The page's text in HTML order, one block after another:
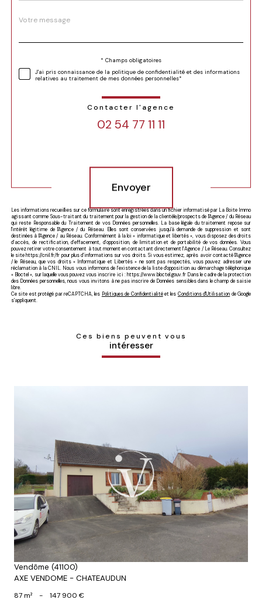
Fieldset
Message
*
* Champs obligatoires
j'ai pris connaissance de la politique de confidentialité et des informations
relatives au traitement de mes données personnelles*
Contacter l'agence
02 54 77 11 11
Envoyer
Les informations recueillies sur ce formulaire sont enregistrées dans un fichier informatisé par La Boite Immo
agissant comme Sous-traitant du traitement pour la gestion de la clientèle/prospects de l'Agence / du Réseau
qui reste Responsable du Traitement de vos Données personnelles. La base légale du traitement repose sur
l'intérêt légitime de l'Agence / du Réseau. Elles sont conservées jusqu'à demande de suppression et sont
destinées à l'Agence / au Réseau. Conformément à la loi « informatique et libertés », vous disposez des droits
d’accès, de rectification, d’effacement, d’opposition, de limitation et de portabilité de vos données. Vous
pouvez retirer votre consentement à tout moment en contactant directement l’Agence / Le Réseau. Consultez
le site https://cnil.fr/fr pour plus d’informations sur vos droits. Si vous estimez, après avoir contacté l'Agence
/ le Réseau, que vos droits « Informatique et Libertés » ne sont pas respectés, vous pouvez adresser une
réclamation à la CNIL. Nous vous informons de l’existence de la liste d'opposition au démarchage téléphonique
« Bloctel », sur laquelle vous pouvez vous inscrire ici : https://www.bloctel.gouv.fr Dans le cadre de la protection
des Données personnelles, nous vous invitons à ne pas inscrire de Données sensibles dans le champ de saisie
libre.
Ce site est protégé par reCAPTCHA, les Politiques de Confidentialitéet les Conditions d'Utilisation de Google
s'appliquent.
Ces biens peuvent vous
intéresser
Voir le bien
Vendôme (41100)
AXE VENDOME - CHATEAUDUN
87 m² - 147 900 €